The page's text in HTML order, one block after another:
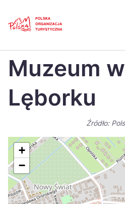
Polski
Dansk
Italiano
Nederlands
Português
Muzeum w
Lęborku
Źródło:
+
−